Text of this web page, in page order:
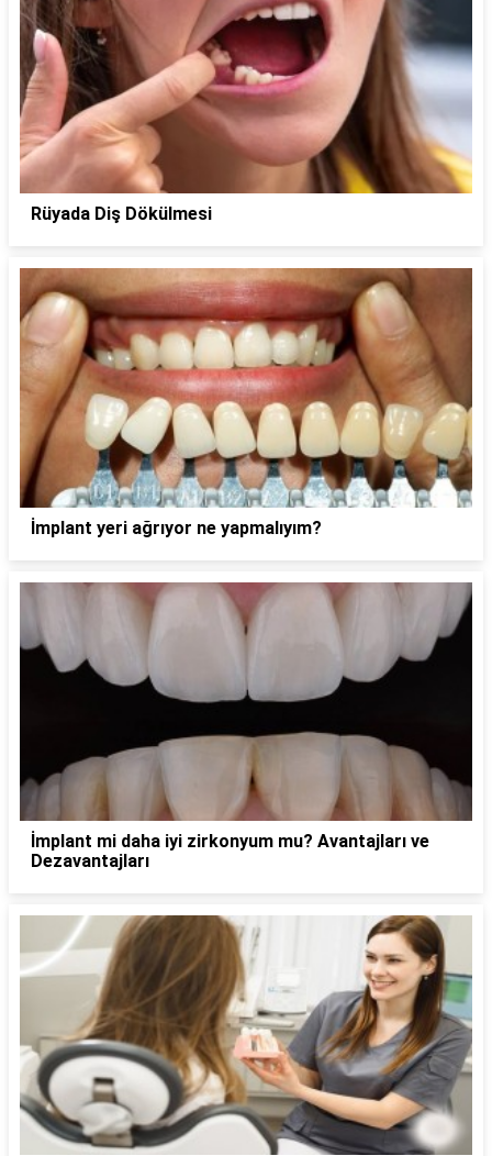
Rüyada Diş Dökülmesi
İmplant yeri ağrıyor ne yapmalıyım?
İmplant mi daha iyi zirkonyum mu? Avantajları ve
Dezavantajları